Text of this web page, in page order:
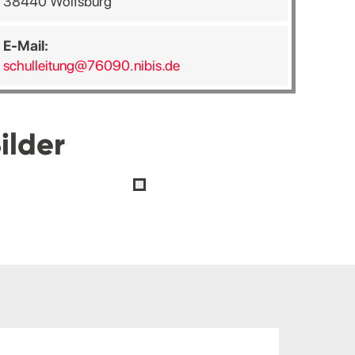
E-Mail:
schulleitung@76090.nibis.de